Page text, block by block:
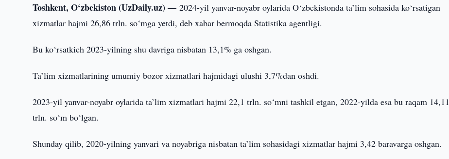
Toshkent, O‘zbekiston (UzDaily.uz) —2024-yil yanvar-noyabr oylarida O‘zbekistonda ta’lim sohasida ko‘rsatigan
xizmatlar hajmi 26,86 trln. so‘mga yetdi, deb xabar bermoqda Statistika agentligi.
Bu ko‘rsatkich 2023-yilning shu davriga nisbatan 13,1% ga oshgan.
Ta’lim xizmatlarining umumiy bozor xizmatlari hajmidagi ulushi 3,7%dan oshdi.
2023-yil yanvar-noyabr oylarida ta’lim xizmatlari hajmi 22,1 trln. so‘mni tashkil etgan, 2022-yilda esa bu raqam 14,11
trln. so‘m bo‘lgan.
Shunday qilib, 2020-yilning yanvari va noyabriga nisbatan ta’lim sohasidagi xizmatlar hajmi 3,42 baravarga oshgan.